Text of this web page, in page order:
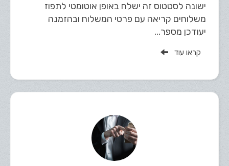
ישונה לסטטוס זה ישלח באופן אוטומטי לתפוז
משלוחים קריאה עם פרטי המשלוח ובהזמנה
יעודכן מספר...
קראו עוד